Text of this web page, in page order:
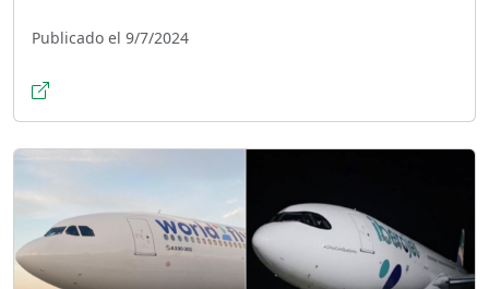
Publicado el 9/7/2024